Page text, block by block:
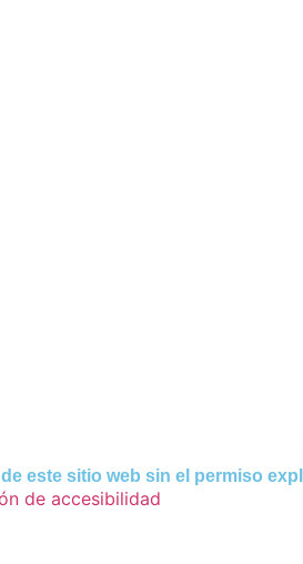
este sitio web sin el permiso
de accesibilidad